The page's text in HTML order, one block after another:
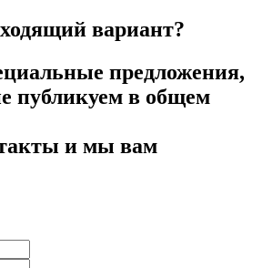
вариант?
предложения,
публикуем в общем
и мы вам